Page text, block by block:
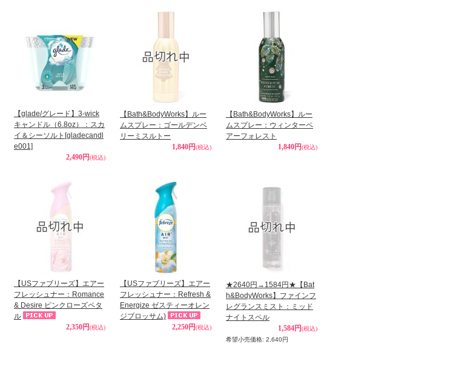
【glade/グレード】3-wick
キャンドル（6.8oz）：スカ
イ＆シーソルト [gladecandl
e001]
2,490円(税込)
【Bath&BodyWorks】ルー
ムスプレー：ゴールデンベ
リーミスルトー
1,840円(税込)
【Bath&BodyWorks】ルー
ムスプレー：ウィンターペ
アーフォレスト
1,840円(税込)
【USファブリーズ】エアー
フレッシュナー：Romance
& Desire ピンクローズペタ
ル
2,350円(税込)
【USファブリーズ】エアー
フレッシュナー：Refresh &
Energize ゼスティーオレン
ジブロッサム)
2,250円(税込)
★2640円→1584円★【Bat
h&BodyWorks】ファインフ
レグランスミスト：ミッド
ナイトスペル
1,584円(税込)
希望小売価格: 2,640円